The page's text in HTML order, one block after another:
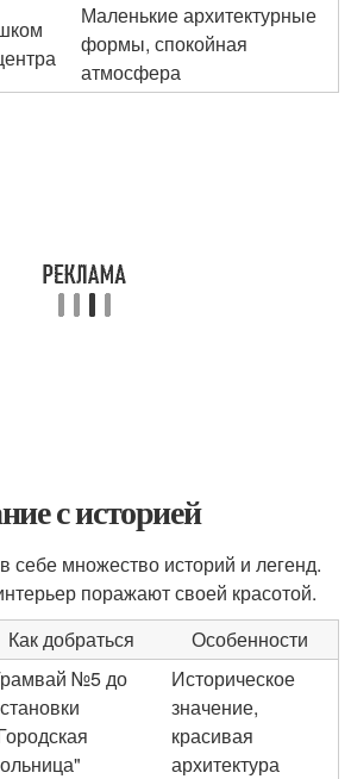
Маленькие архитектурные
формы, спокойная
атмосфера
с историей
себе множество историй и легенд.
поражают своей красотой.
Как добраться
Особенности
№5 до
Историческое
значение,
красивая
архитектура